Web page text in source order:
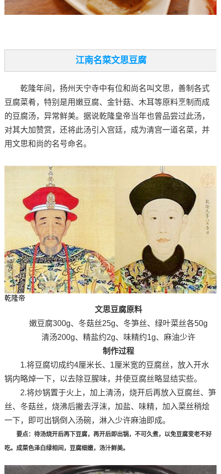
江南名菜文思豆腐
乾隆年间，扬州天宁寺中有位和尚名叫文思，善制各式
豆腐菜肴，特别是用嫩豆腐、金针菇、木耳等原料烹制而成
的豆腐汤，异常鲜美。据说乾隆皇帝当年也曾品尝过此汤，
对其大加赞赏，还将此汤引入宫廷，成为清宫一道名菜，并
用文思和尚的名号命名。
乾隆帝
文思豆腐原料
嫩豆腐300g、冬菇丝25g、冬笋丝、绿叶菜丝各50g
清汤200g、精盐约2g、味精约1g、麻油少许
制作过程
1.将豆腐切成约4厘米长、1厘米宽的豆腐丝，放入开水
锅内略焯一下，以去除豆腥味，并使豆腐丝略显结实些。
2.将炒锅置于火上，加上清汤，烧开后再放入豆腐丝、笋
丝、冬菇丝，烧沸后撇去浮沫，加盐、味精，加入菜丝稍烩
一下，即可出锅倒入汤碗，淋入少许麻油即成。
要点：待汤烧开后再下豆腐，再开后即出锅，不可久煮，以免豆腐变老不好
吃。成菜色泽白绿相间，豆腐细嫩，汤汁鲜美。